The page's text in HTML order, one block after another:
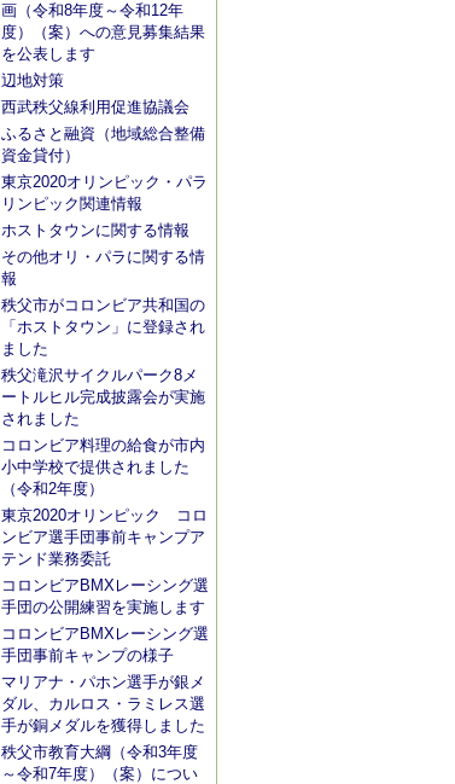
画（令和8年度～令和12年
度）（案）への意見募集結果
を公表します
辺地対策
西武秩父線利用促進協議会
ふるさと融資（地域総合整備
資金貸付）
東京2020オリンピック・パラ
リンピック関連情報
ホストタウンに関する情報
その他オリ・パラに関する情
報
秩父市がコロンビア共和国の
「ホストタウン」に登録され
ました
秩父滝沢サイクルパーク8メ
ートルヒル完成披露会が実施
されました
コロンビア料理の給食が市内
小中学校で提供されました
（令和2年度）
東京2020オリンピック コロ
ンビア選手団事前キャンプア
テンド業務委託
コロンビアBMXレーシング選
手団の公開練習を実施します
コロンビアBMXレーシング選
手団事前キャンプの様子
マリアナ・パホン選手が銀メ
ダル、カルロス・ラミレス選
手が銅メダルを獲得しました
秩父市教育大綱（令和3年度
～令和7年度）（案）につい